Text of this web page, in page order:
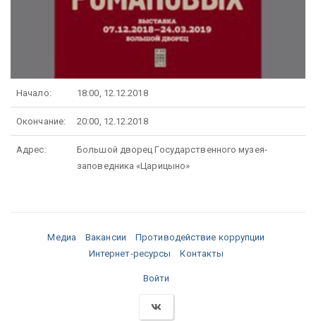
Начало: 18:00, 12.12.2018
Окончание: 20:00, 12.12.2018
Адрес:
Большой дворец Государственного музея-
заповедника «Царицыно»
Медиа Вакансии
Противодействие коррупции
Интернет-ресурсы
Контакты
Войти